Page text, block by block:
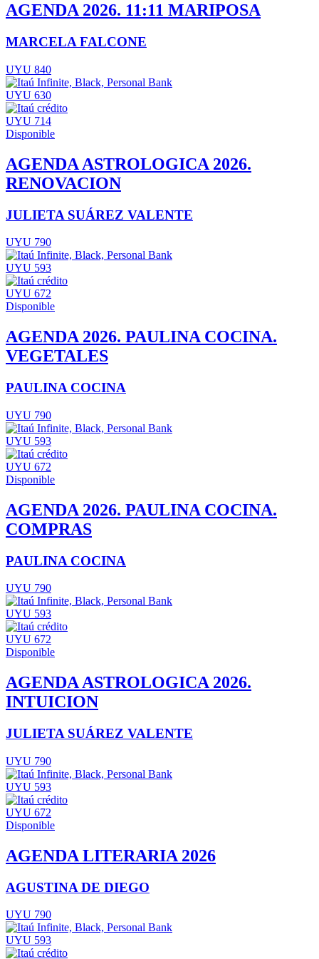
AGENDA 2026. 11:11 MARIPOSA
MARCELA FALCONE
UYU 840
UYU 630
UYU 714
Disponible
AGENDA ASTROLOGICA 2026.
RENOVACION
JULIETA SUÁREZ VALENTE
UYU 790
UYU 593
UYU 672
Disponible
AGENDA 2026. PAULINA COCINA.
VEGETALES
PAULINA COCINA
UYU 790
UYU 593
UYU 672
Disponible
AGENDA 2026. PAULINA COCINA.
COMPRAS
PAULINA COCINA
UYU 790
UYU 593
UYU 672
Disponible
AGENDA ASTROLOGICA 2026.
INTUICION
JULIETA SUÁREZ VALENTE
UYU 790
UYU 593
UYU 672
Disponible
AGENDA LITERARIA 2026
AGUSTINA DE DIEGO
UYU 790
UYU 593